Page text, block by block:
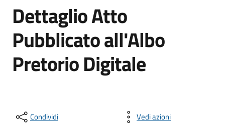
Dettaglio Atto
Pubblicato all'Albo
Pretorio Digitale
Condividi Vedi azioni